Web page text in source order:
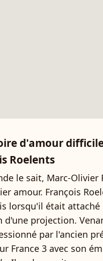
d'amour
Roelents
le sait, Marc-Olivier
amour. François
lorsqu'il était attaché
d'une projection.
par l'ancien
France 3 avec son